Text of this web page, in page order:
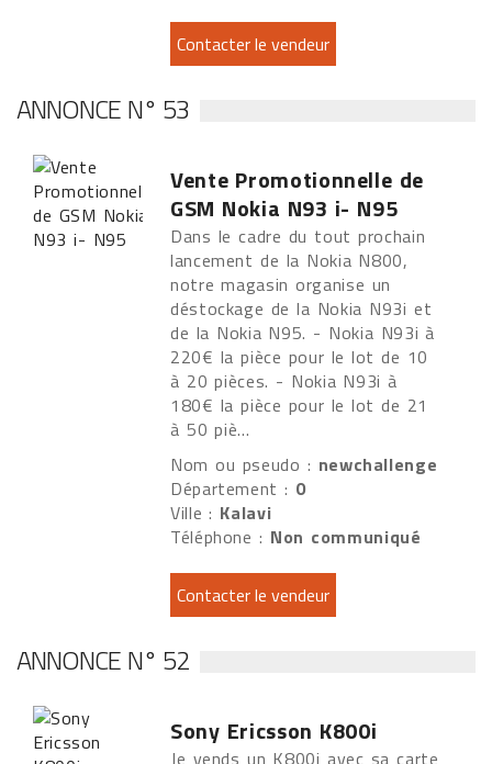
ANNONCE N° 53
Vente Promotionnelle de
GSM Nokia N93 i- N95
Dans le cadre du tout prochain
lancement de la Nokia N800,
notre magasin organise un
déstockage de la Nokia N93i et
de la Nokia N95. - Nokia N93i à
220€ la pièce pour le lot de 10
à 20 pièces. - Nokia N93i à
180€ la pièce pour le lot de 21
à 50 piè...
Nom ou pseudo : newchallenge
Département : 0
Ville : Kalavi
Téléphone : Non communiqué
ANNONCE N° 52
Sony Ericsson K800i
Je vends un K800i avec sa carte